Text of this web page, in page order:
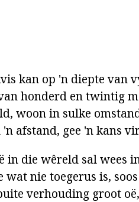
kan op 'n diepte van
honderd en twintig
woon in sulke
afstand, gee 'n kans
in die wêreld sal wees
nie toegerus is,
verhouding groot